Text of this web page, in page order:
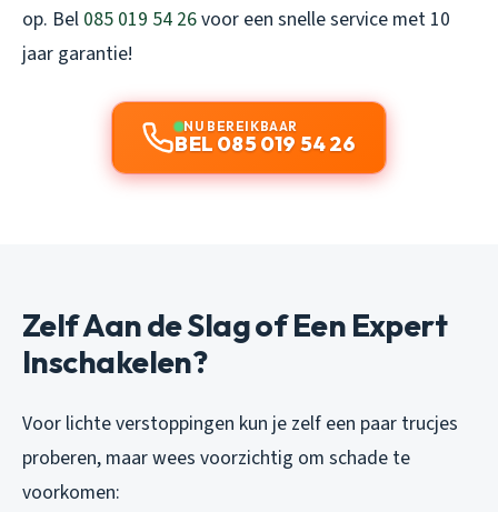
op. Bel 085 019 54 26voor een snelle service met 10
jaar garantie!
NU BEREIKBAAR
BEL 085 019 54 26
Zelf Aan de Slag of Een Expert
Inschakelen?
Voor lichte verstoppingen kun je zelf een paar trucjes
proberen, maar wees voorzichtig om schade te
voorkomen: